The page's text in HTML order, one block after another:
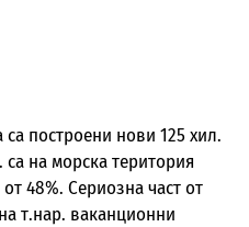
са построени нови 125 хил.
на морска територия
48%. Сериозна част от
т.нар. ваканционни